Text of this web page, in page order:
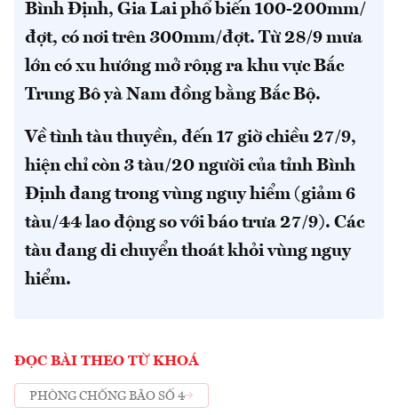
Bình Định, Gia Lai phổ biến 100-200mm/
đợt, có nơi trên 300mm/đợt. Từ 28/9 mưa
lớn có xu hướng mở rộng ra khu vực Bắc
Trung Bộ và Nam đồng bằng Bắc Bộ.
Về tình tàu thuyền, đến 17 giờ chiều 27/9,
hiện chỉ còn 3 tàu/20 người của tỉnh Bình
Định đang trong vùng nguy hiểm (giảm 6
tàu/44 lao động so với báo trưa 27/9). Các
tàu đang di chuyển thoát khỏi vùng nguy
hiểm.
ĐỌC BÀI THEO TỪ KHOÁ
PHÒNG CHỐNG BÃO SỐ 4